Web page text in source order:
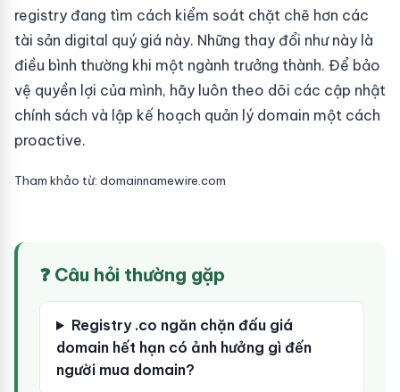
registry đang tìm cách kiểm soát chặt chẽ hơn các
tài sản digital quý giá này. Những thay đổi như này là
điều bình thường khi một ngành trưởng thành. Để bảo
vệ quyền lợi của mình, hãy luôn theo dõi các cập nhật
chính sách và lập kế hoạch quản lý domain một cách
proactive.
Tham khảo từ: domainnamewire.com
❓ Câu hỏi thường gặp
Registry .co ngăn chặn đấu giá
domain hết hạn có ảnh hưởng gì đến
người mua domain?